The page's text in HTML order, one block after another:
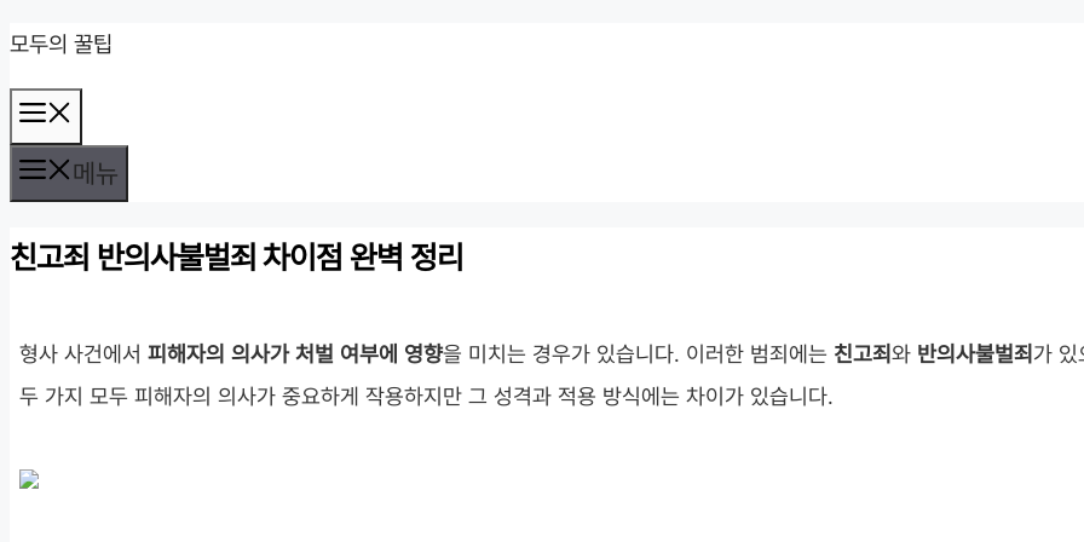
컨
텐
츠
로
너
기
모두의 꿀팁
뉴
메뉴
친고죄 반의사불벌죄 차이점 완벽 정리
형사 사건에서 피해자의 의사가 처벌 여부에 영향을 미치는 경우가 있습니다. 이러한 범죄에는 친고죄와 반의사불벌죄 가 있
두 가지 모두 피해자의 의사가 중요하게 작용하지만 그 성격과 적용 방식에는 차이가 있습니다.